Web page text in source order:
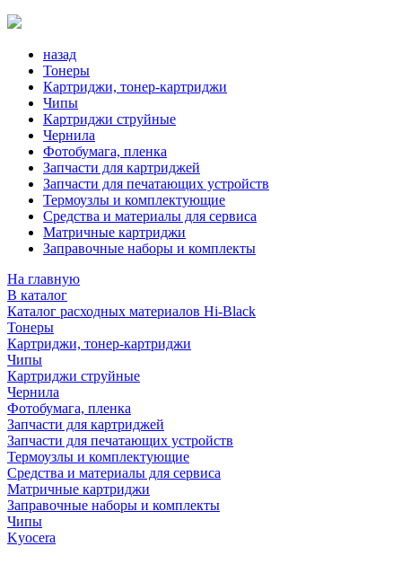
назад
Тонеры
Картриджи, тонер-картриджи
Чипы
Картриджи струйные
Чернила
Фотобумага, пленка
Запчасти для картриджей
Запчасти для печатающих устройств
Термоузлы и комплектующие
Средства и материалы для сервиса
Матричные картриджи
Заправочные наборы и комплекты
На главную
В каталог
Каталог расходных материалов Hi-Black
Тонеры
Картриджи, тонер-картриджи
Чипы
Картриджи струйные
Чернила
Фотобумага, пленка
Запчасти для картриджей
Запчасти для печатающих устройств
Термоузлы и комплектующие
Средства и материалы для сервиса
Матричные картриджи
Заправочные наборы и комплекты
Чипы
Kyocera